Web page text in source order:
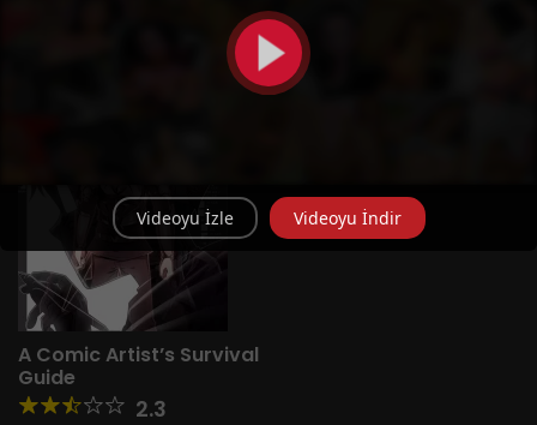
A Comic Artist’s Survival
Guide
2.3
Videoyu İzle Videoyu İndir